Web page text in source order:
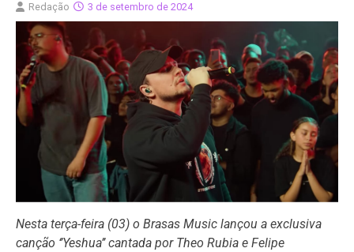
Redação 3 de setembro de 2024
Nesta terça-feira (03) o Brasas Music lançou a exclusiva
canção ‘’Yeshua’’ cantada por Theo Rubia e Felipe